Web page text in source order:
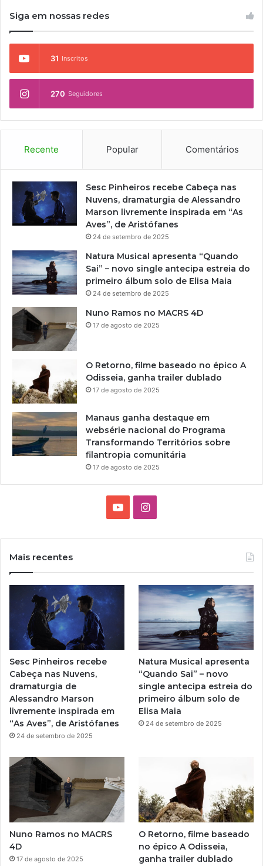
Siga em nossas redes
31 Inscritos
270 Seguidores
Recente Popular Comentários
Sesc Pinheiros recebe Cabeça nas
Nuvens, dramaturgia de Alessandro
Marson livremente inspirada em “As
Aves”, de Aristófanes
24 de setembro de 2025
Natura Musical apresenta “Quando
Sai” – novo single antecipa estreia do
primeiro álbum solo de Elisa Maia
24 de setembro de 2025
Nuno Ramos no MACRS 4D
17 de agosto de 2025
O Retorno, filme baseado no épico A
Odisseia, ganha trailer dublado
17 de agosto de 2025
Manaus ganha destaque em
websérie nacional do Programa
Transformando Territórios sobre
filantropia comunitária
17 de agosto de 2025
e
I
g
r
a
m
Mais recentes
Sesc Pinheiros recebe
Cabeça nas Nuvens,
dramaturgia de
Alessandro Marson
livremente inspirada em
“As Aves”, de Aristófanes
24 de setembro de 2025
Natura Musical apresenta
“Quando Sai” – novo
single antecipa estreia do
primeiro álbum solo de
Elisa Maia
24 de setembro de 2025
Nuno Ramos no MACRS
4D
17 de agosto de 2025
O Retorno, filme baseado
no épico A Odisseia,
ganha trailer dublado